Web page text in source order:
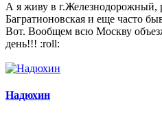
А я живу в г.Железнодорожный,
Багратионовская и еще часто
Вот. Вообщем всю Москву
день!!! :roll:
Надюхин